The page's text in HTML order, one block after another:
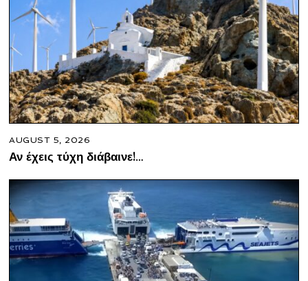
AUGUST 5, 2026
Αν έχεις τύχη διάβαινε!…